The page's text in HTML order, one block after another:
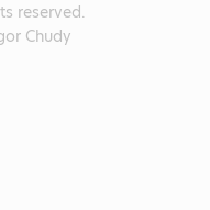
reserved.
Chudy